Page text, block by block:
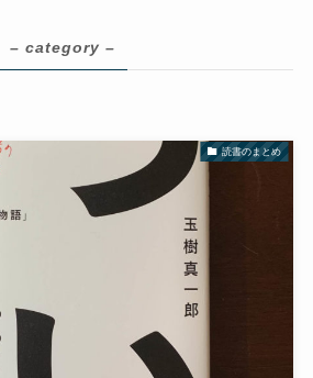
– category –
読書のまとめ